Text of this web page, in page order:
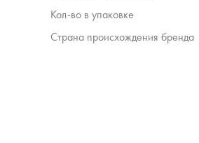
Кол-во в упаковке
Страна происхождения бренда